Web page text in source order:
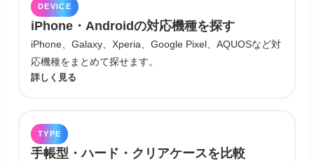
DEVICE
iPhone・Androidの対応機種を探す
iPhone、Galaxy、Xperia、Google Pixel、AQUOSなど対
応機種をまとめて探せます。
詳しく見る
TYPE
手帳型・ハード・クリアケースを比較